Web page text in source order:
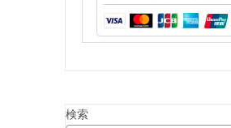
検索